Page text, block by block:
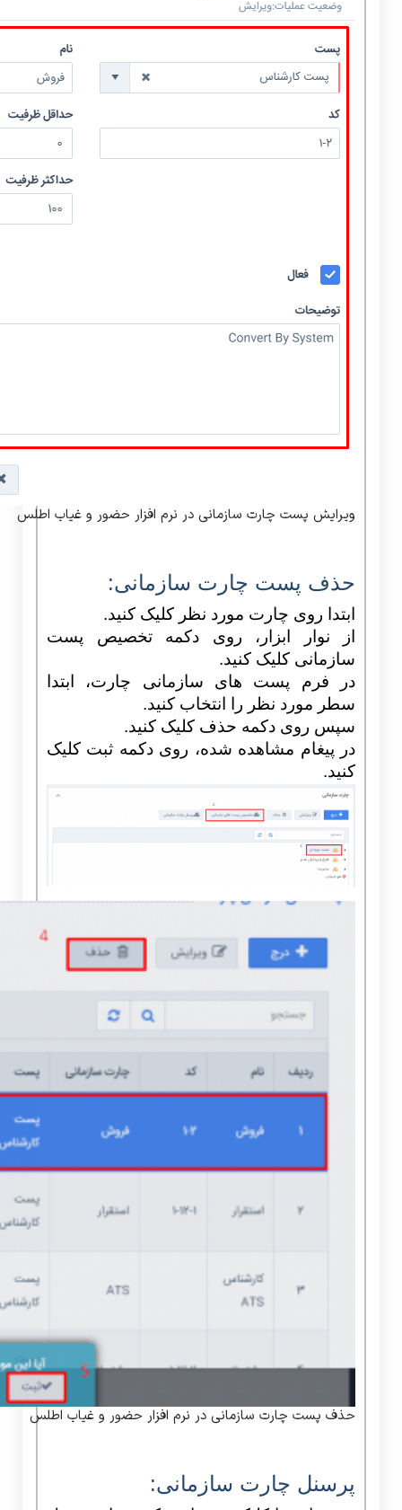
ویرایش پست چارت سازمانی در نرم افزار حضور و غیاب اطلس
حذف پست چارت سازمانی:
ابتدا روی چارت مورد نظر کلیک کنید.
از نوار ابزار، روی دکمه تخصیص پست
سازمانی کلیک کنید.
در فرم پست های سازمانی چارت، ابتدا
سطر مورد نظر را انتخاب کنید.
سپس روی دکمه حذف کلیک کنید.
در پیغام مشاهده شده، روی دکمه ثبت کلیک
کنید.
حذف پست چارت سازمانی در نرم افزار حضور و غیاب اطلس
پرسنل چارت سازمانی: